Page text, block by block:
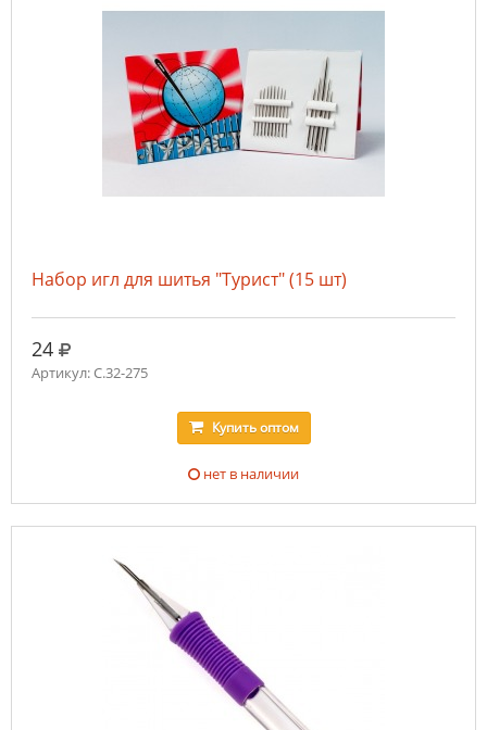
Набор игл для шитья "Турист" (15 шт)
24 руб.
Артикул: C.32-275
Купитьоптом
нет в наличии